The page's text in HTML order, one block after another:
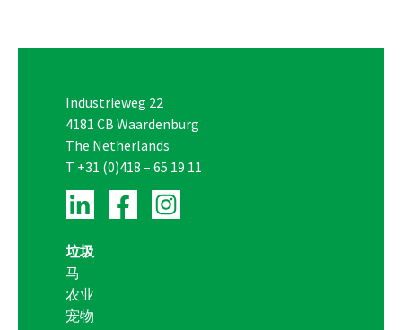
Industrieweg 22
4181 CB Waardenburg
The Netherlands
T +31 (0)418 – 65 19 11
垃圾
马
农业
宠物